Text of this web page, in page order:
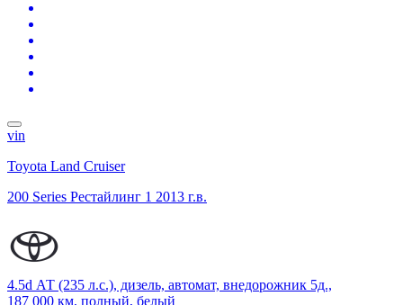
vin
Toyota Land Cruiser
200 Series Рестайлинг 1 2013 г.в.
4.5d АТ (235 л.с.), дизель, автомат, внедорожник 5д.,
187 000 км, полный, белый